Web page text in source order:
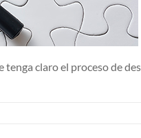
claro el proceso de